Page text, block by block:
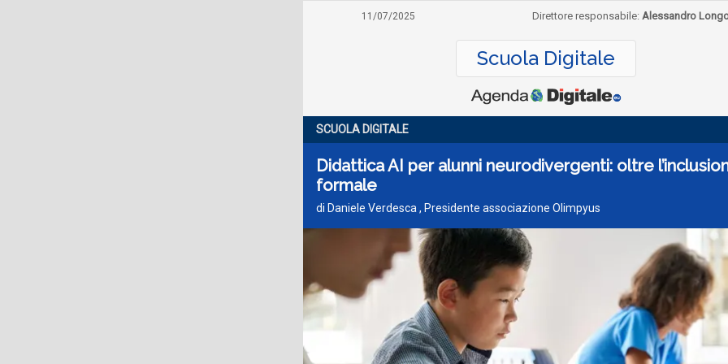
11/07/2025 Direttore responsabile: Alessandro
Scuola Digitale
SCUOLA DIGITALE
Didattica AI per alunni neurodivergenti: oltre
formale
di Daniele Verdesca , Presidente associazione Olimpyus